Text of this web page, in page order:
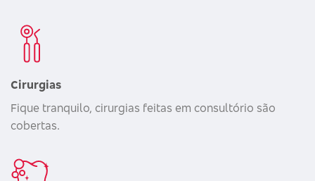
Cirurgias
Fique tranquilo, cirurgias feitas em consultório são
cobertas.